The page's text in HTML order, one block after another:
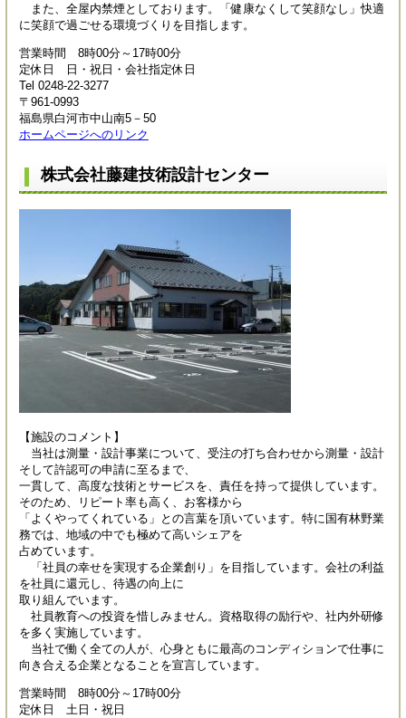
また、全屋内禁煙としております。「健康なくして笑顔なし」快適
に笑顔で過ごせる環境づくりを目指します。
営業時間 8時00分～17時00分
定休日 日・祝日・会社指定休日
Tel 0248-22-3277
〒961-0993
福島県白河市中山南5－50
ホームページへのリンク
株式会社藤建技術設計センター
【施設のコメント】
当社は測量・設計事業について、受注の打ち合わせから測量・設計
そして許認可の申請に至るまで、
一貫して、高度な技術とサービスを、責任を持って提供しています。
そのため、リピート率も高く、お客様から
「よくやってくれている」との言葉を頂いています。特に国有林野業
務では、地域の中でも極めて高いシェアを
占めています。
「社員の幸せを実現する企業創り」を目指しています。会社の利益
を社員に還元し、待遇の向上に
取り組んでいます。
社員教育への投資を惜しみません。資格取得の励行や、社内外研修
を多く実施しています。
当社で働く全ての人が、心身ともに最高のコンディションで仕事に
向き合える企業となることを宣言しています。
営業時間 8時00分～17時00分
定休日 土日・祝日